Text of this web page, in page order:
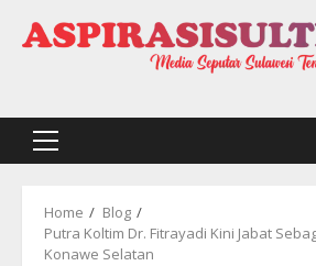
Primary
Home
Blog
Putra Koltim Dr. Fitrayadi Kini Jabat
Konawe Selatan